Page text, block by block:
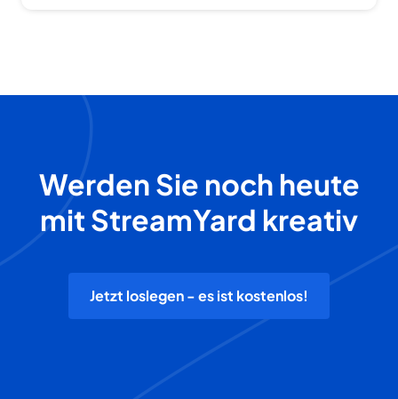
Werden Sie noch heute
mit StreamYard kreativ
Jetzt loslegen - es ist kostenlos!